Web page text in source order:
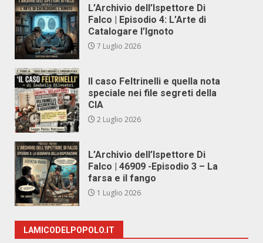
L’Archivio dell’Ispettore Di
Falco | Episodio 4: L’Arte di
Catalogare l’Ignoto
7 Luglio 2026
Il caso Feltrinelli e quella nota
speciale nei file segreti della
CIA
2 Luglio 2026
L’Archivio dell’Ispettore Di
Falco | 46909 -Episodio 3 – La
farsa e il fango
1 Luglio 2026
LAMICODELPOPOLO.IT